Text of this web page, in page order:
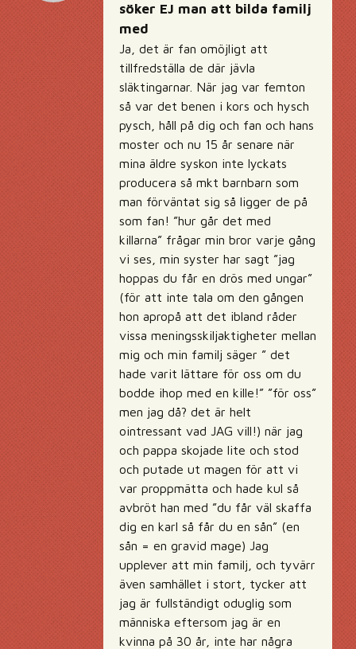
söker EJ man att bilda familj
med
Ja, det är fan omöjligt att
tillfredställa de där jävla
släktingarnar. När jag var femton
så var det benen i kors och hysch
pysch, håll på dig och fan och hans
moster och nu 15 år senare när
mina äldre syskon inte lyckats
producera så mkt barnbarn som
man förväntat sig så ligger de på
som fan! ”hur går det med
killarna” frågar min bror varje gång
vi ses, min syster har sagt ”jag
hoppas du får en drös med ungar”
(för att inte tala om den gången
hon apropå att det ibland råder
vissa meningsskiljaktigheter mellan
mig och min familj säger ” det
hade varit lättare för oss om du
bodde ihop med en kille!” ”för oss”
men jag då? det är helt
ointressant vad JAG vill!) när jag
och pappa skojade lite och stod
och putade ut magen för att vi
var proppmätta och hade kul så
avbröt han med ”du får väl skaffa
dig en karl så får du en sån” (en
sån = en gravid mage) Jag
upplever att min familj, och tyvärr
även samhället i stort, tycker att
jag är fullständigt oduglig som
människa eftersom jag är en
kvinna på 30 år, inte har några